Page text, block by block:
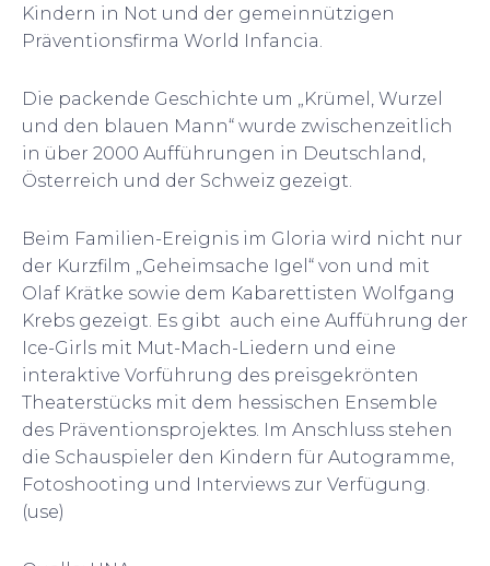
Kindern in Not und der gemeinnützigen
Präventionsfirma World Infancia.
Die packende Geschichte um „Krümel, Wurzel
und den blauen Mann“ wurde zwischenzeitlich
in über 2000 Aufführungen in Deutschland,
Österreich und der Schweiz gezeigt.
Beim Familien-Ereignis im Gloria wird nicht nur
der Kurzfilm „Geheimsache Igel“ von und mit
Olaf Krätke sowie dem Kabarettisten Wolfgang
Krebs gezeigt. Es gibt auch eine Aufführung der
Ice-Girls mit Mut-Mach-Liedern und eine
interaktive Vorführung des preisgekrönten
Theaterstücks mit dem hessischen Ensemble
des Präventionsprojektes. Im Anschluss stehen
die Schauspieler den Kindern für Autogramme,
Fotoshooting und Interviews zur Verfügung.
(use)